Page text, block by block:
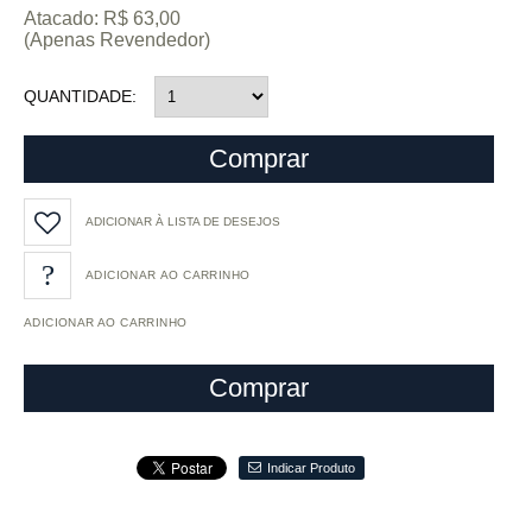
Atacado: R$ 63,00
(Apenas Revendedor)
QUANTIDADE
Comprar
ADICIONAR À LISTA DE DESEJOS
ADICIONAR AO CARRINHO
Comprar
Indicar Produto